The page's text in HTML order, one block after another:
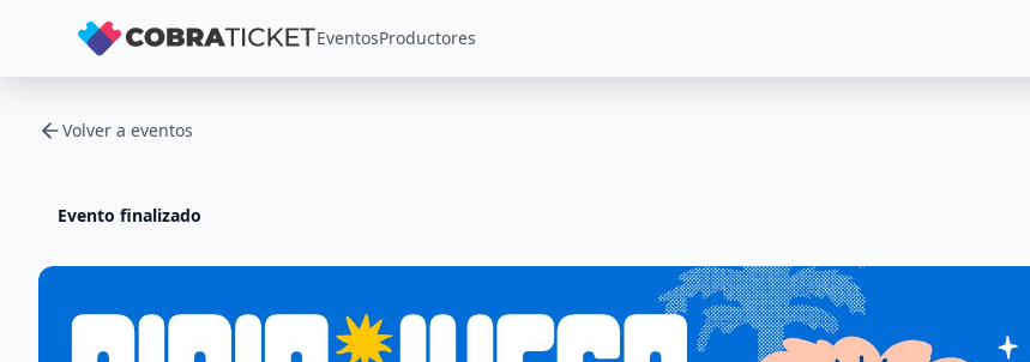
EventosProductores
Volver a eventos
Evento finalizado